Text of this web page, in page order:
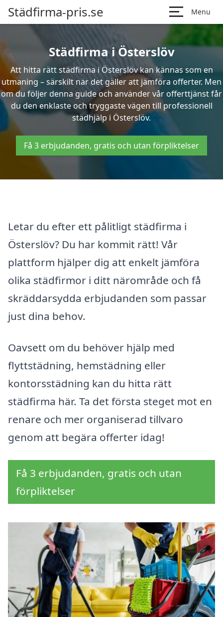
Städfirma-pris.se Menu
Städfirma i Österslöv
Att hitta rätt städfirma i Österslöv kan kännas som en
utmaning – särskilt när det gäller att jämföra offerter. Men
om du följer denna guide och använder vår offerttjänst får
du den enklaste och tryggaste vägen till professionell
städhjälp i Österslöv.
Få 3 erbjudanden, gratis och utan förpliktelser
Letar du efter ett pålitligt städfirma i
Österslöv? Du har kommit rätt! Vår
plattform hjälper dig att enkelt jämföra
olika städfirmor i ditt närområde och få
skräddarsydda erbjudanden som passar
just dina behov.
Oavsett om du behöver hjälp med
flyttstädning, hemstädning eller
kontorsstädning kan du hitta rätt
städfirma här. Ta det första steget mot en
renare och mer organiserad tillvaro
genom att begära offerter idag!
Få 3 erbjudanden, gratis och utan
förpliktelser